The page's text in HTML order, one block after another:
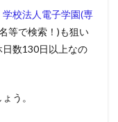
学校法人電子学園(専
等で検索！)も狙い
数130日以上なの
う。